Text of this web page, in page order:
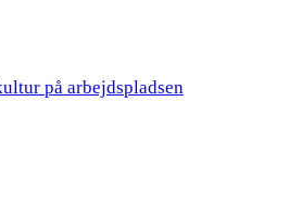
på arbejdspladsen